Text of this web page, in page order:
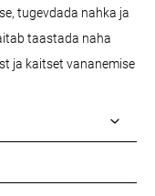
tugevdada nahka ja
taastada naha
ja kaitset vananemise